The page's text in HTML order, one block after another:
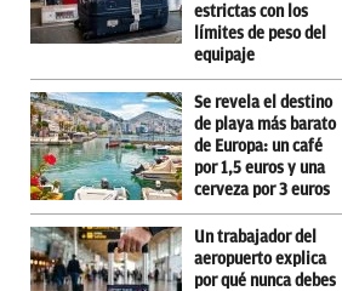
estrictas con los
límites de peso del
equipaje
Se revela el destino
de playa más barato
de Europa: un café
por 1,5 euros y una
cerveza por 3 euros
Un trabajador del
aeropuerto explica
por qué nunca debes